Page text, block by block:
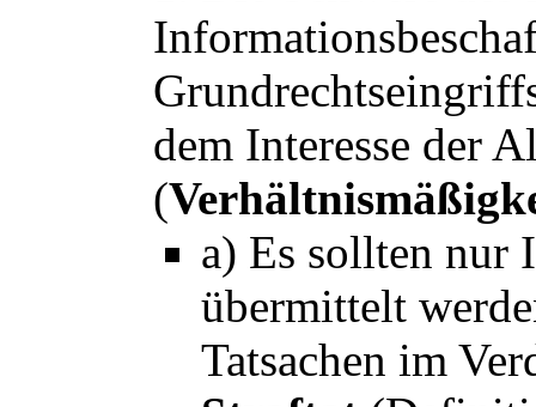
dem Interesse der
(
a) Es sollten nur
übermittelt
Tatsachen im